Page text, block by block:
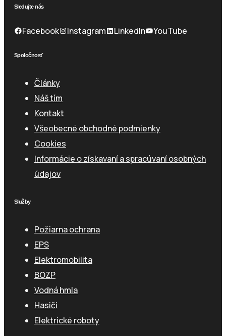
Sledujte nás
Facebook Instagram LinkedIn YouTube
Spoločnosť
Články
Náš tím
Kontakt
Všeobecné obchodné podmienky
Cookies
Informácie o získavaní a spracúvaní osobných
údajov
Služby
Požiarna ochrana
EPS
Elektromobilita
BOZP
Vodná hmla
Hasiči
Elektrické roboty